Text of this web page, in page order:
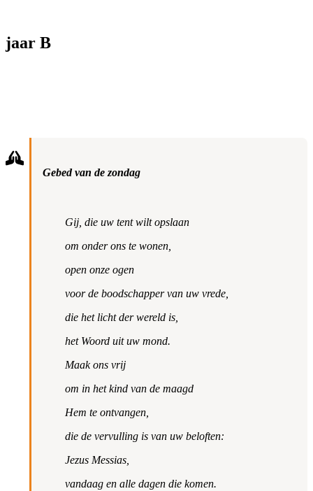
jaar B
Gebed van de zondag
Gij, die uw tent wilt opslaan
om onder ons te wonen,
open onze ogen
voor de boodschapper van uw vrede,
die het licht der wereld is,
het Woord uit uw mond.
Maak ons vrij
om in het kind van de maagd
Hem te ontvangen,
die de vervulling is van uw beloften:
Jezus Messias,
vandaag en alle dagen die komen.